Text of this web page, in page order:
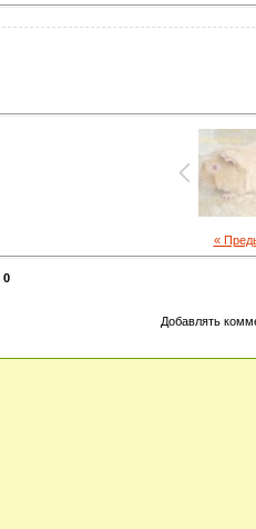
«
0
Добавлять